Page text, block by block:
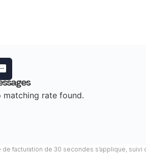
matching rate found.
facturation de 30 secondes s’applique,